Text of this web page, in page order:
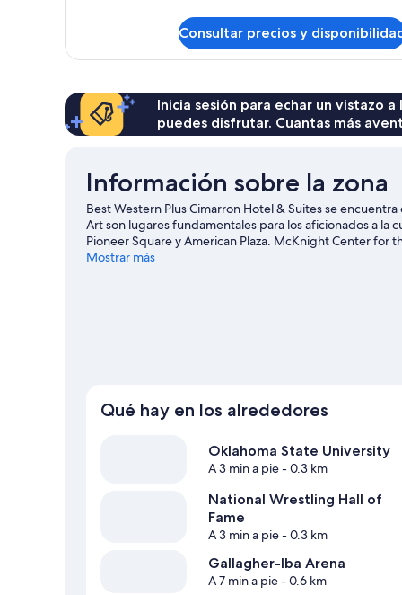
fumadores,
y
microondas
(Shower
Sofabed)
2
matrimonio,
no
fumadores,
microondas
(Shower
Only;with
Sofabed)
Consultar precios y
Inicia sesión para echar un vistazo
puedes disfrutar. Cuantas más
Información sobre la zona
Best Western Plus Cimarron Hotel & Suites se
Art son lugares fundamentales para los aficionados a
Pioneer Square y American Plaza. McKnight Center for
Ver guía de viaje de Stillwater
Mostrar más
Qué hay en los alrededores
Oklahoma State University
A 3 min a pie- 0.3 km
National Wrestling Hall of
Fame
A 3 min a pie- 0.3 km
Gallagher-Iba Arena
A 7 min a pie- 0.6 km